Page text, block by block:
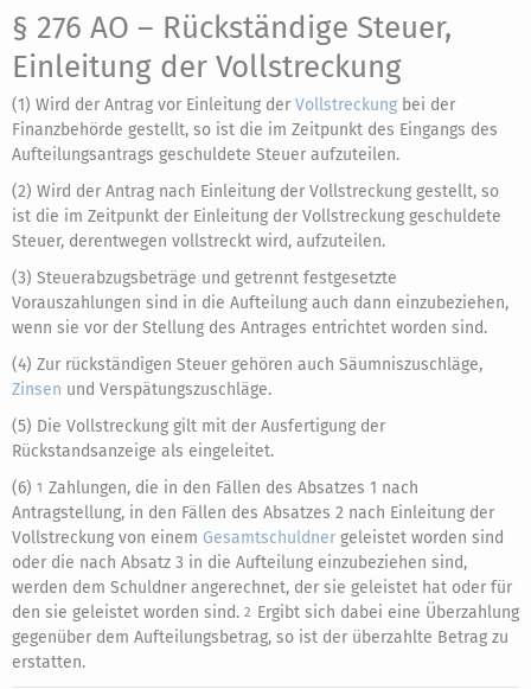
§ 276 AO – Rückständige Steuer,
Einleitung der Vollstreckung
(1) Wird der Antrag vor Einleitung der Vollstreckung bei der
Finanzbehörde gestellt, so ist die im Zeitpunkt des Eingangs des
Aufteilungsantrags geschuldete Steuer aufzuteilen.
(2) Wird der Antrag nach Einleitung der Vollstreckung gestellt, so
ist die im Zeitpunkt der Einleitung der Vollstreckung geschuldete
Steuer, derentwegen vollstreckt wird, aufzuteilen.
(3) Steuerabzugsbeträge und getrennt festgesetzte
Vorauszahlungen sind in die Aufteilung auch dann einzubeziehen,
wenn sie vor der Stellung des Antrages entrichtet worden sind.
(4) Zur rückständigen Steuer gehören auch Säumniszuschläge,
Zinsen und Verspätungszuschläge.
(5) Die Vollstreckung gilt mit der Ausfertigung der
Rückstandsanzeige als eingeleitet.
(6) 1 Zahlungen, die in den Fällen des Absatzes 1 nach
Antragstellung, in den Fällen des Absatzes 2 nach Einleitung der
Vollstreckung von einem Gesamtschuldner geleistet worden sind
oder die nach Absatz 3 in die Aufteilung einzubeziehen sind,
werden dem Schuldner angerechnet, der sie geleistet hat oder für
den sie geleistet worden sind. 2 Ergibt sich dabei eine Überzahlung
gegenüber dem Aufteilungsbetrag, so ist der überzahlte Betrag zu
erstatten.